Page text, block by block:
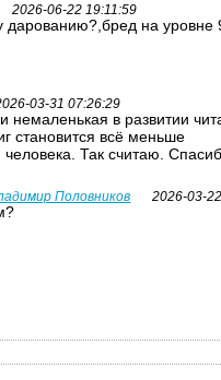
2026-06-22 19:11:59
дарованию?,бред на
03-31 07:26:29
немаленькая в развитии
становится всё меньше
Так считаю.
Половников 2026-03-